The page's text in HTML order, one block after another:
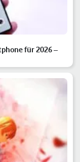
für 2026 –